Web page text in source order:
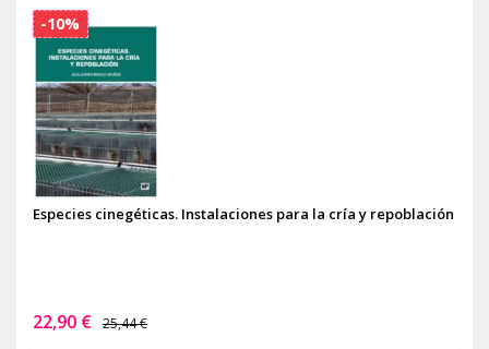
Especies cinegéticas. Instalaciones para la cría y repoblación
22,90 € 25,44 €
-10%